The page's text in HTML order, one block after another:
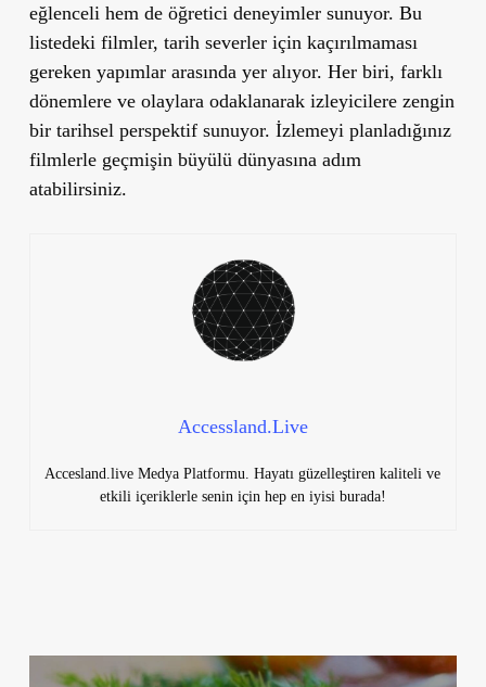
eğlenceli hem de öğretici deneyimler sunuyor. Bu
listedeki filmler, tarih severler için kaçırılmaması
gereken yapımlar arasında yer alıyor. Her biri, farklı
dönemlere ve olaylara odaklanarak izleyicilere zengin
bir tarihsel perspektif sunuyor. İzlemeyi planladığınız
filmlerle geçmişin büyülü dünyasına adım
atabilirsiniz.
Accessland.Live
Accesland.live Medya Platformu. Hayatı güzelleştiren kaliteli ve
etkili içeriklerle senin için hep en iyisi burada!